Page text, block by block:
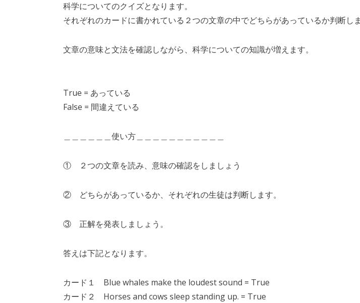
科学についてのクイズとなります。
それぞれのカードに書かれている２つの文章の中でどちらがあっているか判断しま
文章の意味と文法を確認しながら、科学についての知識が増えます。
True = あっている
False = 間違えている
＿＿＿＿＿＿使い方＿＿＿＿＿＿＿＿＿＿＿
① ２つの文章を読み、意味の確認をしましょう
② どちらがあっているか、それぞれの生徒は判断します。
③ 正解を発表しましょう。
答えは下記となります。
カード１ Blue whales make the loudest sound = True
カード２ Horses and cows sleep standing up. = True